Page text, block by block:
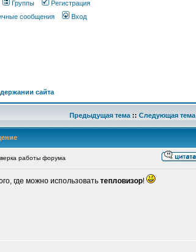
Группы
Регистрация
сообщения Вход
сайта
Предыдущая тема :: Следующая тема
работы форума
где можно использовать тепловизор!